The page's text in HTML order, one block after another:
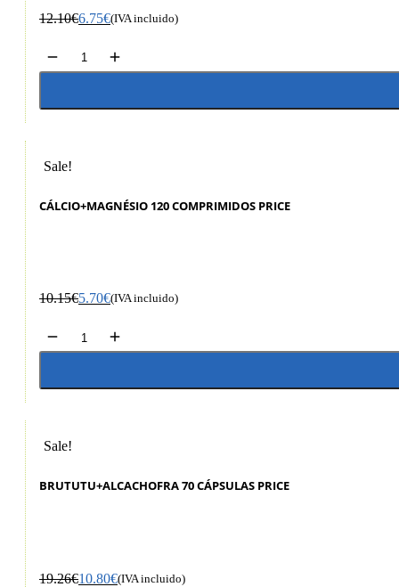
12.10€6.75€(IVA incluido)
Sale!
CÁLCIO+MAGNÉSIO 120 COMPRIMIDOS PRICE
10.15€5.70€(IVA incluido)
Sale!
BRUTUTU+ALCACHOFRA 70 CÁPSULAS PRICE
19.26€10.80€(IVA incluido)